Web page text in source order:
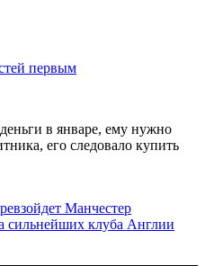
первым
в январе, ему нужно
его следовало купить
Манчестер
сильнейших клуба Англии